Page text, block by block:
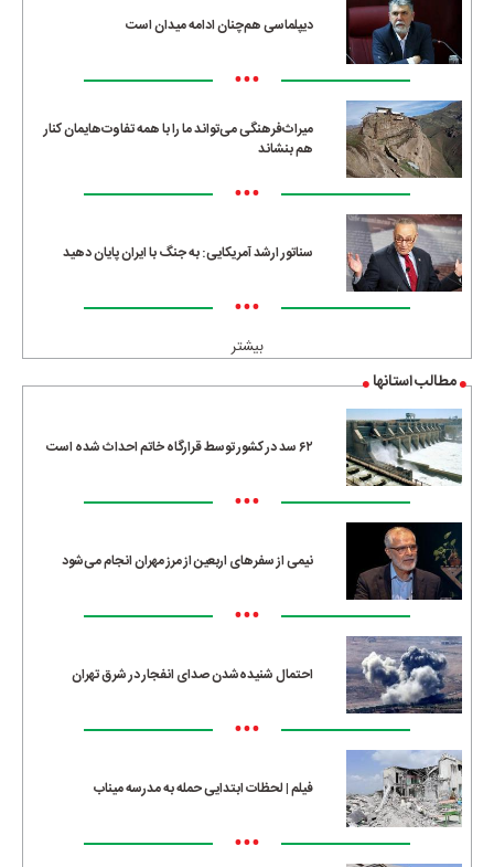
دیپلماسی هم‌چنان ادامه میدان است
•••
میراث‌فرهنگی می‌تواند ما را با همه تفاوت‌هایمان کنار
هم بنشاند
•••
سناتور ارشد آمریکایی: به جنگ با ایران پایان دهید
•••
بیشتر
مطالب استانها
۶۲ سد در کشور توسط قرارگاه خاتم احداث شده است
•••
نیمی از سفرهای اربعین از مرز مهران انجام می‌شود
•••
احتمال شنیده‌شدن صدای انفجار در شرق تهران
•••
فیلم | لحظات ابتدایی حمله به مدرسه میناب
•••